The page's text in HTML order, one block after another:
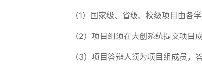
（1）国家级、省级、校级项目由各
（2）项目组须在大创系统提交项目
（3）项目答辩人须为项目组成员